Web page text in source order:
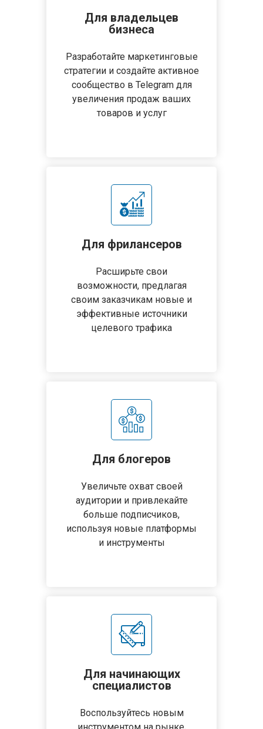
Для владельцев
бизнеса
Разработайте маркетинговые
стратегии и создайте активное
сообщество в Telegram для
увеличения продаж ваших
товаров и услуг
Для фрилансеров
Расширьте свои
возможности, предлагая
своим заказчикам новые и
эффективные источники
целевого трафика
Для блогеров
Увеличьте охват своей
аудитории и привлекайте
больше подписчиков,
используя новые платформы
и инструменты
Для начинающих
специалистов
Воспользуйтесь новым